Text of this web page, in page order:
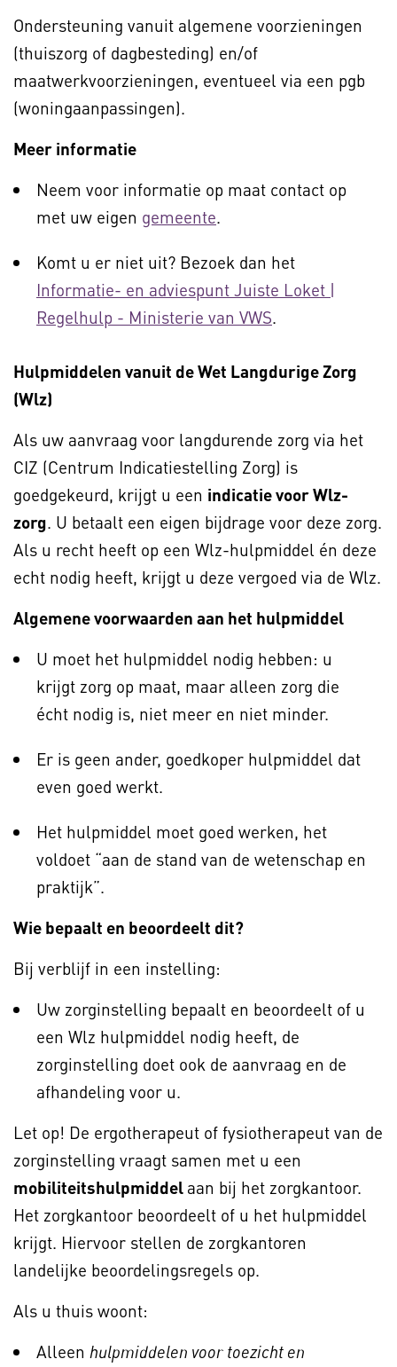
Ondersteuning vanuit algemene voorzieningen
(thuiszorg of dagbesteding) en/of
maatwerkvoorzieningen, eventueel via een pgb
(woningaanpassingen).
Meer informatie
Neem voor informatie op maat contact op
met uw eigen gemeente.
Komt u er niet uit? Bezoek dan het
Informatie- en adviespunt Juiste Loket |
Regelhulp - Ministerie van VWS.
Hulpmiddelen vanuit de Wet Langdurige Zorg
(Wlz)
Als uw aanvraag voor langdurende zorg via het
CIZ (Centrum Indicatiestelling Zorg) is
goedgekeurd, krijgt u een indicatie voor Wlz-
zorg. U betaalt een eigen bijdrage voor deze zorg.
Als u recht heeft op een Wlz-hulpmiddel én deze
echt nodig heeft, krijgt u deze vergoed via de Wlz.
Algemene voorwaarden aan het hulpmiddel
U moet het hulpmiddel nodig hebben: u
krijgt zorg op maat, maar alleen zorg die
écht nodig is, niet meer en niet minder.
Er is geen ander, goedkoper hulpmiddel dat
even goed werkt.
Het hulpmiddel moet goed werken, het
voldoet “aan de stand van de wetenschap en
praktijk”.
Wie bepaalt en beoordeelt dit?
Bij verblijf in een instelling:
Uw zorginstelling bepaalt en beoordeelt of u
een Wlz hulpmiddel nodig heeft, de
zorginstelling doet ook de aanvraag en de
afhandeling voor u.
Let op! De ergotherapeut of fysiotherapeut van de
zorginstelling vraagt samen met u een
mobiliteitshulpmiddel aan bij het zorgkantoor.
Het zorgkantoor beoordeelt of u het hulpmiddel
krijgt. Hiervoor stellen de zorgkantoren
landelijke beoordelingsregels op.
Als u thuis woont:
Alleen hulpmiddelen voor toezicht en